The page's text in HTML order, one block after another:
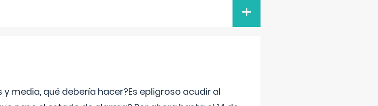
+
media, qué debería hacer?Es epligroso acudir al